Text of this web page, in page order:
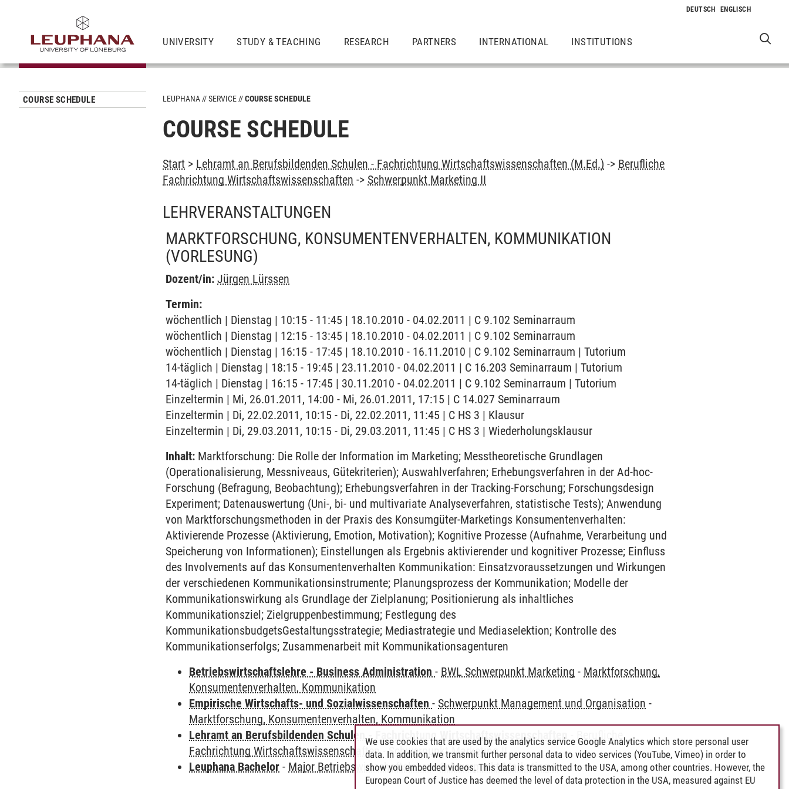
UNIVERSITY STUDY & TEACHING RESEARCH PARTNERS INTERNATIONAL INSTITUTIONS
COURSE SCHEDULE LEUPHANA SERVICE COURSE SCHEDULE
COURSE SCHEDULE
Start > Lehramt an Berufsbildenden Schulen - Fachrichtung Wirtschaftswissenschaften (M.Ed.) -> Berufliche
Fachrichtung Wirtschaftswissenschaften -> Schwerpunkt Marketing II
LEHRVERANSTALTUNGEN
MARKTFORSCHUNG, KONSUMENTENVERHALTEN, KOMMUNIKATION
(VORLESUNG)
Dozent/in: Jürgen Lürssen
Termin:
wöchentlich | Dienstag | 10:15 - 11:45 | 18.10.2010 - 04.02.2011 | C 9.102 Seminarraum
wöchentlich | Dienstag | 12:15 - 13:45 | 18.10.2010 - 04.02.2011 | C 9.102 Seminarraum
wöchentlich | Dienstag | 16:15 - 17:45 | 18.10.2010 - 16.11.2010 | C 9.102 Seminarraum | Tutorium
14-täglich | Dienstag | 18:15 - 19:45 | 23.11.2010 - 04.02.2011 | C 16.203 Seminarraum | Tutorium
14-täglich | Dienstag | 16:15 - 17:45 | 30.11.2010 - 04.02.2011 | C 9.102 Seminarraum | Tutorium
Einzeltermin | Mi, 26.01.2011, 14:00 - Mi, 26.01.2011, 17:15 | C 14.027 Seminarraum
Einzeltermin | Di, 22.02.2011, 10:15 - Di, 22.02.2011, 11:45 | C HS 3 | Klausur
Einzeltermin | Di, 29.03.2011, 10:15 - Di, 29.03.2011, 11:45 | C HS 3 | Wiederholungsklausur
Inhalt: Marktforschung: Die Rolle der Information im Marketing; Messtheoretische Grundlagen
(Operationalisierung, Messniveaus, Gütekriterien); Auswahlverfahren; Erhebungsverfahren in der Ad-hoc-
Forschung (Befragung, Beobachtung); Erhebungsverfahren in der Tracking-Forschung; Forschungsdesign
Experiment; Datenauswertung (Uni-, bi- und multivariate Analyseverfahren, statistische Tests); Anwendung
von Marktforschungsmethoden in der Praxis des Konsumgüter-Marketings Konsumentenverhalten:
Aktivierende Prozesse (Aktivierung, Emotion, Motivation); Kognitive Prozesse (Aufnahme, Verarbeitung und
Speicherung von Informationen); Einstellungen als Ergebnis aktivierender und kognitiver Prozesse; Einfluss
des Involvements auf das Konsumentenverhalten Kommunikation: Einsatzvoraussetzungen und Wirkungen
der verschiedenen Kommunikationsinstrumente; Planungsprozess der Kommunikation; Modelle der
Kommunikationswirkung als Grundlage der Zielplanung; Positionierung als inhaltliches
Kommunikationsziel; Zielgruppenbestimmung; Festlegung des
KommunikationsbudgetsGestaltungsstrategie; Mediastrategie und Mediaselektion; Kontrolle des
Kommunikationserfolgs; Zusammenarbeit mit Kommunikationsagenturen
Betriebswirtschaftslehre - Business Administration- BWL Schwerpunkt Marketing - Marktforschung,
Konsumentenverhalten, Kommunikation
Empirische Wirtschafts- und Sozialwissenschaften- Schwerpunkt Management und Organisation -
Marktforschung, Konsumentenverhalten, Kommunikation
Lehramt an Berufsbildenden Schulen - Fachrichtung Wirtschaftswissenschaften
Berufliche
Fachrichtung Wirtschaftswissenschaften-Schwerpunkt Marketing II
Leuphana Bachelor - Major Betriebswirtschaftslehre-Schwerpunkt Marketing II
We use cookies that are used by the analytics service Google Analytics which store personal user
data. In addition, we transmit further personal data to video services (YouTube, Vimeo) in order to
show you embedded videos. This data is transmitted to the USA, among other countries. However, the
European Court of Justice has deemed the level of data protection in the USA, measured against EU